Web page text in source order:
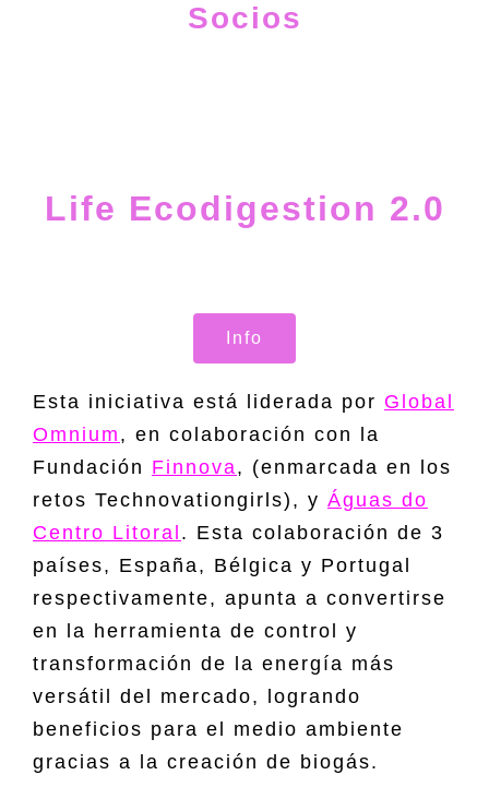
Socios
Life Ecodigestion 2.0
Info
Esta iniciativa está liderada por Global
Omnium , en colaboración con la
Fundación Finnova, (enmarcada en los
retos Technovationgirls), y Águas do
Centro Litoral . Esta colaboración de 3
países, España, Bélgica y Portugal
respectivamente, apunta a convertirse
en la herramienta de control y
transformación de la energía más
versátil del mercado, logrando
beneficios para el medio ambiente
gracias a la creación de biogás.